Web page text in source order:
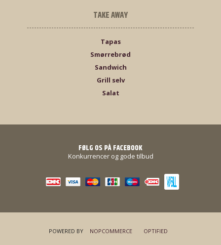
TAKE AWAY
Tapas
Smørrebrød
Sandwich
Grill selv
Salat
FØLG OS PÅ FACEBOOK
Konkurrencer og gode tilbud
POWERED BY NOPCOMMERCE OPTIFIED